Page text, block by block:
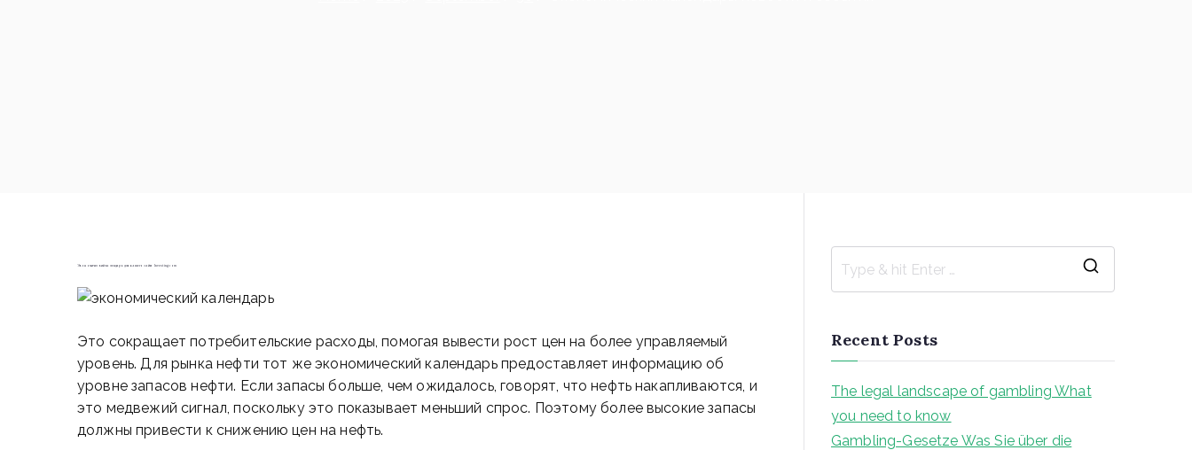
Экономический календарь для вашего сайта Investing com
Это сокращает потребительские расходы, помогая вывести рост цен на более управляемый
уровень. Для рынка нефти тот же экономический календарь предоставляет информацию об
уровне запасов нефти. Если запасы больше, чем ожидалось, говорят, что нефть накапливаются, и
это медвежий сигнал, поскольку это показывает меньший спрос. Поэтому более высокие запасы
должны привести к снижению цен на нефть.
Recent Posts
The legal landscape of gambling What
you need to know
Gambling-Gesetze Was Sie über die